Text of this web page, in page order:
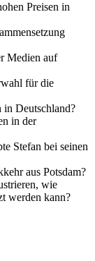
Preisen in
Medien auf
für die
in Deutschland?
in der
Stefan bei seinen
aus Potsdam?
wie
werden kann?